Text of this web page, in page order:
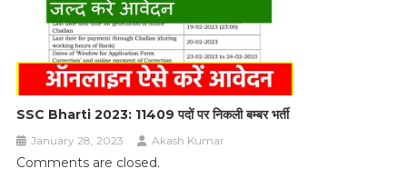
SSC Bharti 2023: 11409 पदों पर निकली बम्बर भर्ती
January 28, 2023 Akash Kumar
Comments are closed.